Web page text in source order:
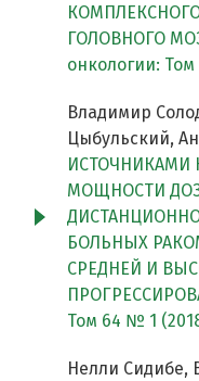
ГОЛОВНОГО
онкологии:
Владимир
Цыбульский,
ИСТОЧНИКАМИ
МОЩНОСТИ
БОЛЬНЫХ
СРЕДНЕЙ И
Том 64 № 1
Нелли Сидибе,